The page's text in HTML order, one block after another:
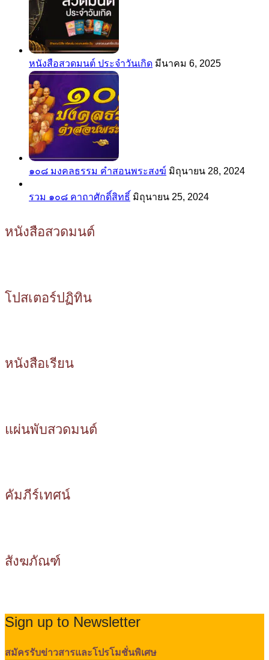
หนังสือสวดมนต์ ประจำวันเกิด มีนาคม 6, 2025
๑๐๘ มงคลธรรม คำสอนพระสงฆ์ มิถุนายน 28, 2024
รวม ๑๐๘ คาถาศักดิ์สิทธิ์ มิถุนายน 25, 2024
หนังสือสวดมนต์
โปสเตอร์ปฏิทิน
หนังสือเรียน
แผ่นพับสวดมนต์
คัมภีร์เทศน์
สังฆภัณฑ์
Sign up to Newsletter
สมัครรับข่าวสารและโปรโมชั่นพิเศษ